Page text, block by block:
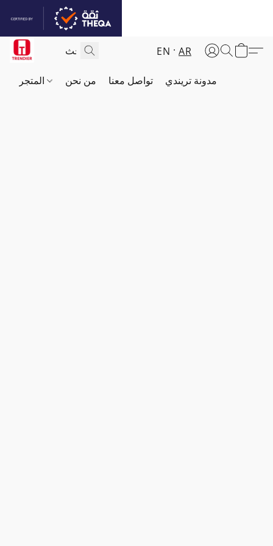
EN AR
من نحن تواصل معنا مدونة تريندي